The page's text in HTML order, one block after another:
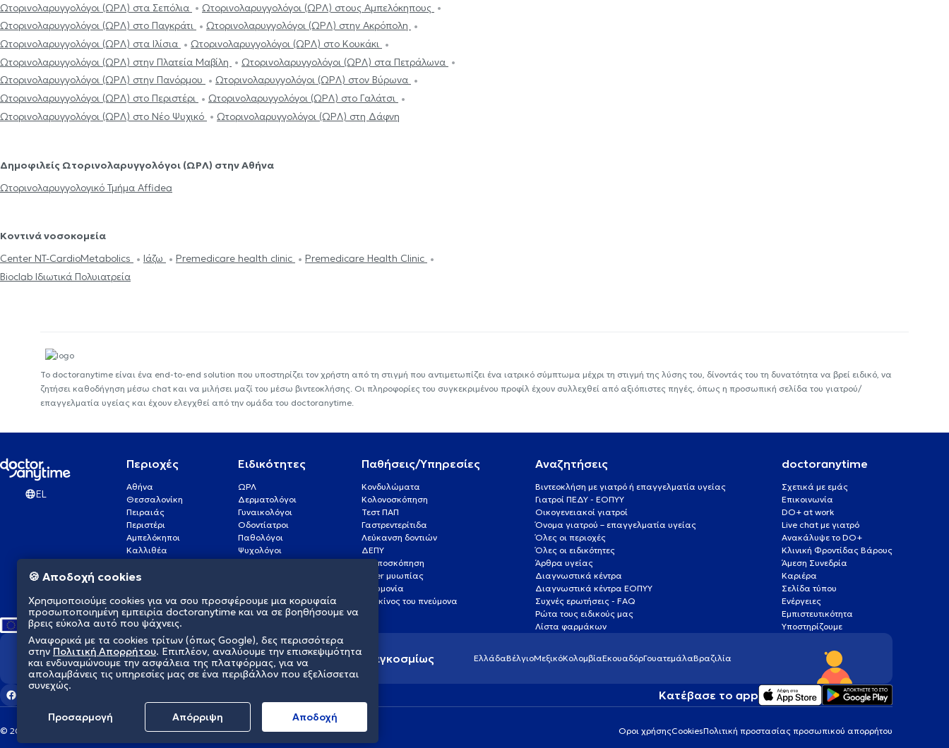
Ωτορινολαρυγγολόγοι (ΩΡΛ) στα Σεπόλια
Ωτορινολαρυγγολόγοι (ΩΡΛ) στους Αμπελόκηπους
Ωτορινολαρυγγολόγοι (ΩΡΛ) στο Παγκράτι
Ωτορινολαρυγγολόγοι (ΩΡΛ) στην Ακρόπολη
Ωτορινολαρυγγολόγοι (ΩΡΛ) στα Ιλίσια
Ωτορινολαρυγγολόγοι (ΩΡΛ) στο Κουκάκι
Ωτορινολαρυγγολόγοι (ΩΡΛ) στην Πλατεία Μαβίλη
Ωτορινολαρυγγολόγοι (ΩΡΛ) στα Πετράλωνα
Ωτορινολαρυγγολόγοι (ΩΡΛ) στην Πανόρμου
Ωτορινολαρυγγολόγοι (ΩΡΛ) στον Βύρωνα
Ωτορινολαρυγγολόγοι (ΩΡΛ) στο Περιστέρι
Ωτορινολαρυγγολόγοι (ΩΡΛ) στο Γαλάτσι
Ωτορινολαρυγγολόγοι (ΩΡΛ) στο Νέο Ψυχικό
Ωτορινολαρυγγολόγοι (ΩΡΛ) στη Δάφνη
Δημοφιλείς Ωτορινολαρυγγολόγοι (ΩΡΛ) στην Αθήνα
Ωτορινολαρυγγολογικό Τμήμα Affidea
Κοντινά νοσοκομεία
Center NT-CardioMetabolics
Ιάζω Premedicare health clinic
Premedicare Health Clinic
Bioclab Ιδιωτικά Πολυιατρεία
Το doctoranytime είναι ένα end-to-end solution που υποστηρίζει τον χρήστη από τη στιγμή που αντιμετωπίζει ένα ιατρικό σύμπτωμα μέχρι τη στιγμή της λύσης του, δίνοντάς του τη δυνατότητα να βρεί ειδικό, να
ζητήσει καθοδήγηση μέσω chat και να μιλήσει μαζί του μέσω βιντεοκλήσης. Οι πληροφορίες του συγκεκριμένου προφίλ έχουν συλλεχθεί από αξιόπιστες πηγές, όπως η προσωπική σελίδα του γιατρού/
επαγγελματία υγείας και έχουν ελεγχθεί από την ομάδα του doctoranytime.
EL
Περιοχές
Αθήνα
Θεσσαλονίκη
Πειραιάς
Περιστέρι
Αμπελόκηποι
Καλλιθέα
Γλυφάδα
Νέα Σμύρνη
Ειδικότητες
ΩΡΛ
Δερματολόγοι
Γυναικολόγοι
Οδοντίατροι
Παθολόγοι
Ψυχολόγοι
Καρδιολόγοι
Παθήσεις/Υπηρεσίες
Κονδυλώματα
Κολονοσκόπηση
Τεστ ΠΑΠ
Γαστρεντερίτιδα
Λεύκανση δοντιών
ΔΕΠΥ
Κολποσκόπηση
Laser μυωπίας
Πνευμονία
Καρκίνος του πνεύμονα
Αναζητήσεις
Βιντεοκλήση με γιατρό ή επαγγελματία υγείας
Γιατροί ΠΕΔΥ - ΕΟΠΥΥ
Οικογενειακοί γιατροί
Όνομα γιατρού – επαγγελματία υγείας
Όλες οι περιοχές
Όλες οι ειδικότητες
Άρθρα υγείας
Διαγνωστικά κέντρα
Διαγνωστικά κέντρα ΕΟΠΥΥ
Συχνές ερωτήσεις - FAQ
Ρώτα τους ειδικούς μας
Λίστα φαρμάκων
doctoranytime
Σχετικά με εμάς
Επικοινωνία
DO+ at work
Live chat με γιατρό
Ανακάλυψε το DO+
Κλινική Φροντίδας Βάρους
Άμεση Συνεδρία
Καριέρα
Σελίδα τύπου
Ενέργειες
Εμπιστευτικότητα
Υποστηρίζουμε
Διαμορφώνουμε το μέλλον της υγείας παγκοσμίως ΕλλάδαΒέλγιοΜεξικόΚολομβίαΕκουαδόρΓουατεμάλαΒραζιλία
Κατέβασε το app
Οροι χρήσηςCookiesΠολιτική προστασίας προσωπικού απορρήτου
© 2026 doctoranytime
🍪 Αποδοχή cookies
Χρησιμοποιούμε cookies για να σου προσφέρουμε μια κορυφαία
προσωποποιημένη εμπειρία doctoranytime και να σε βοηθήσουμε να
βρεις εύκολα αυτό που ψάχνεις.
Αναφορικά με τα cookies τρίτων (όπως Google), δες περισσότερα
στην Πολιτική Απορρήτου. Επιπλέον, αναλύουμε την επισκεψιμότητα
και ενδυναμώνουμε την ασφάλεια της πλατφόρμας, για να
απολαμβάνεις τις υπηρεσίες μας σε ένα περιβάλλον που εξελίσσεται
συνεχώς.
Προσαρμογή Απόρριψη Aποδοχή